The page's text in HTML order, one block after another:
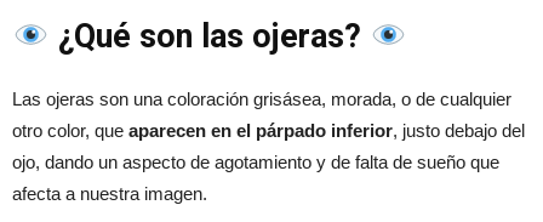
¿Qué son las ojeras?
Las ojeras son una coloración grisásea, morada, o de cualquier
otro color, que aparecen en el párpado inferior, justo debajo del
ojo, dando un aspecto de agotamiento y de falta de sueño que
afecta a nuestra imagen.